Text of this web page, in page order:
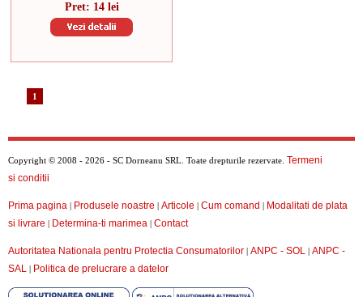
Pret: 14 lei
1
Copyright © 2008 - 2026 - SC Dorneanu SRL. Toate drepturile rezervate. Termeni
si conditii
Prima pagina | Produsele noastre | Articole | Cum comand | Modalitati de plata
si livrare | Determina-ti marimea | Contact
Autoritatea Nationala pentru Protectia Consumatorilor | ANPC - SOL | ANPC -
SAL | Politica de prelucrare a datelor